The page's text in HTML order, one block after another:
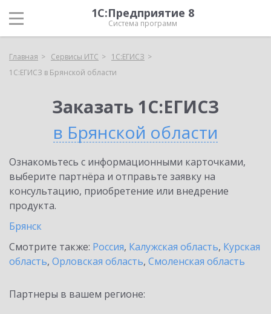
1С:Предприятие 8
Система программ
Главная Сервисы ИТС
1С:ЕГИСЗ
1С:ЕГИСЗ в Брянской области
Заказать 1С:ЕГИСЗ
в Брянской области
Ознакомьтесь с информационными карточками,
выберите партнёра и отправьте заявку на
консультацию, приобретение или внедрение
продукта.
Брянск
Смотрите также: Россия, Калужская область, Курская
область, Орловская область, Смоленская область
Партнеры в вашем регионе: